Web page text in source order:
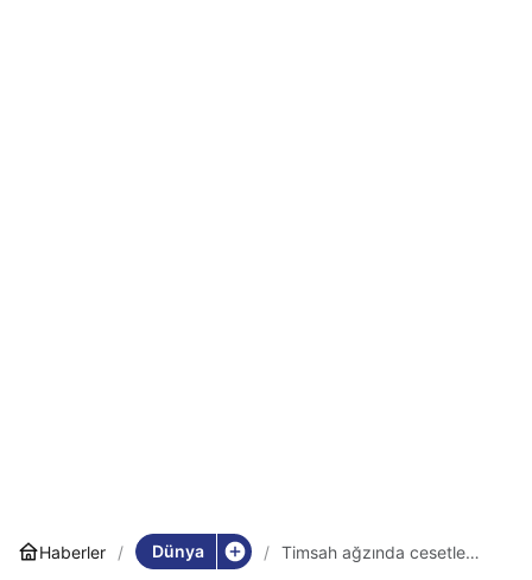
Haberler Dünya
Timsah ağzında cesetle